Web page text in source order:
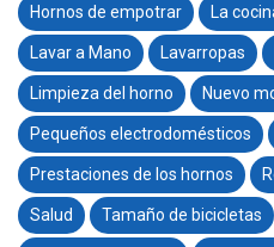
Hornos de empotrar La
Lavar a Mano Lavarropas
Limpieza del horno Nuevo
Pequeños electrodomésticos
Prestaciones de los hornos
Salud Tamaño de bicicletas